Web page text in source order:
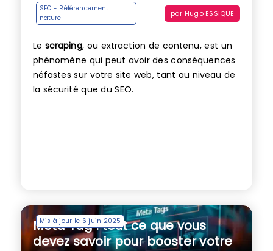
SEO - Référencement
naturel
par Hugo ESSIQUE
Le scraping, ou extraction de contenu, est un
phénomène qui peut avoir des conséquences
néfastes sur votre site web, tant au niveau de
la sécurité que du SEO.
Mis à jour le 6 juin 2025
Meta Tag : tout ce que vous
devez savoir pour booster votre